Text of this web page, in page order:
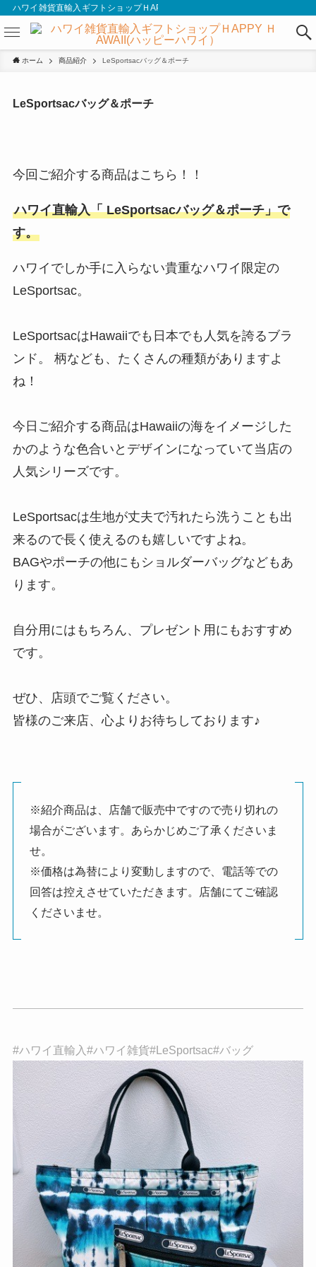
ハワイ雑貨直輸入ギフトショップＨAPPY ＨAWAII(ハッピーハワイ）
ホーム 商品紹介 LeSportsacバッグ＆ポーチ
LeSportsacバッグ＆ポーチ
今回ご紹介する商品はこちら！！
ハワイ直輸入「 LeSportsacバッグ＆ポーチ」で
す。
ハワイでしか手に入らない貴重なハワイ限定の
LeSportsac。
LeSportsacはHawaiiでも日本でも人気を誇るブラ
ンド。 柄なども、たくさんの種類がありますよ
ね︎！
今日ご紹介する商品はHawaiiの海をイメージした
かのような色合いとデザインになっていて当店の
人気シリーズです。
LeSportsacは生地が丈夫で汚れたら洗うことも出
来るので長く使えるのも嬉しいですよね。
BAGやポーチの他にもショルダーバッグなどもあ
ります。
自分用にはもちろん、プレゼント用にもおすすめ
です。
ぜひ、店頭でご覧ください。
皆様のご来店、心よりお待ちしております♪
※紹介商品は、店舗で販売中ですので売り切れの
場合がございます。あらかじめご了承くださいま
せ。
※価格は為替により変動しますので、電話等での
回答は控えさせていただきます。店舗にてご確認
くださいませ。
#ハワイ直輸入#ハワイ雑貨#LeSportsac#バッグ